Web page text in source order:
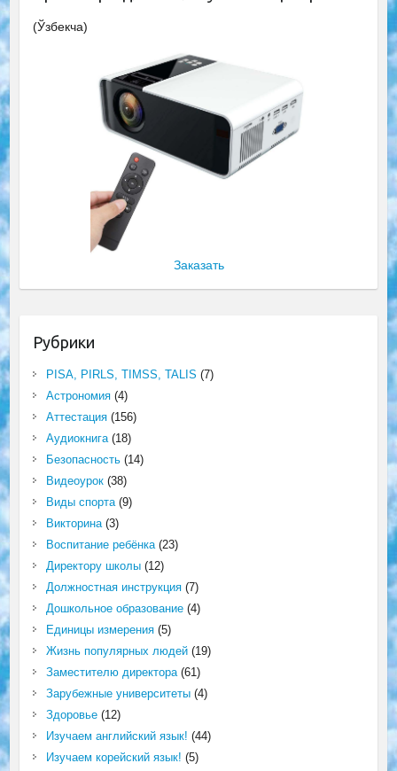
(Ўзбекча)
Заказать
Рубрики
PISA, PIRLS, TIMSS, TALIS (7)
Астрономия(4)
Аттестация(156)
Аудиокнига(18)
Безопасность(14)
Видеоурок(38)
Виды спорта(9)
Викторина(3)
Воспитание ребёнка(23)
Директору школы(12)
Должностная инструкция(7)
Дошкольное образование(4)
Единицы измерения(5)
Жизнь популярных людей(19)
Заместителю директора(61)
Зарубежные университеты(4)
Здоровье(12)
Изучаем английский язык! (44)
Изучаем корейский язык! (5)